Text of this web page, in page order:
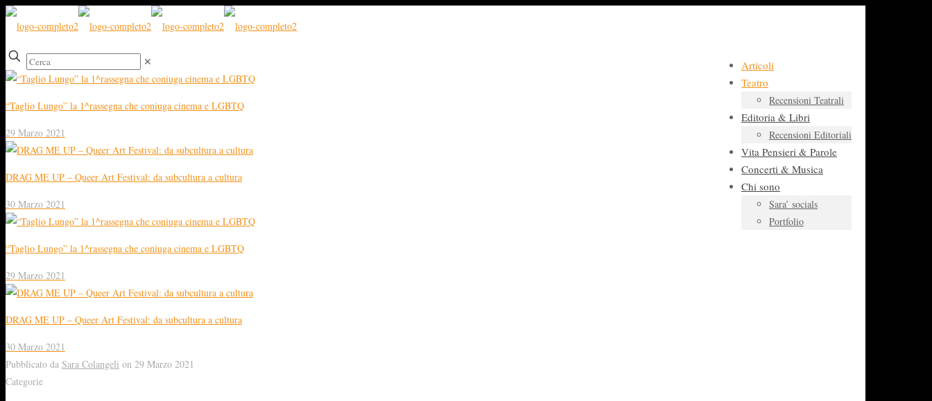
Articoli
Teatro
Recensioni Teatrali
Editoria & Libri
Recensioni Editoriali
Vita Pensieri & Parole
Concerti & Musica
Chi sono
Sara’ socials
Portfolio
✕
“Taglio Lungo” la 1^rassegna che coniuga cinema e LGBTQ
29 Marzo 2021
DRAG ME UP – Queer Art Festival: da subcultura a cultura
30 Marzo 2021
“Taglio Lungo” la 1^rassegna che coniuga cinema e LGBTQ
29 Marzo 2021
DRAG ME UP – Queer Art Festival: da subcultura a cultura
30 Marzo 2021
Pubblicato da Sara Colangeli on 29 Marzo 2021
Categorie